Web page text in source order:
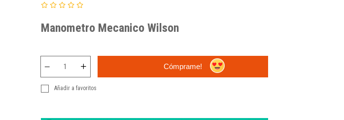
Manometro Mecanico Wilson
Cómprame!
Añadir a favoritos